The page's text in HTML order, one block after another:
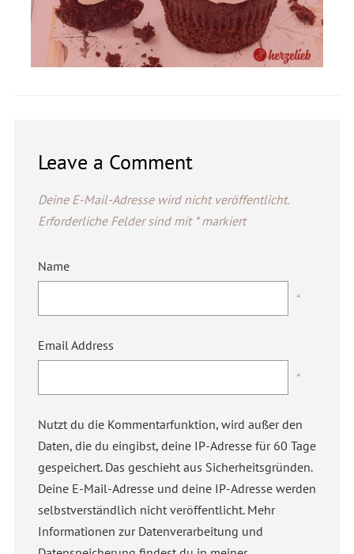
Leave a Comment
Deine E-Mail-Adresse wird nicht veröffentlicht.
Erforderliche Felder sind mit *markiert
Name
*
Email Address
*
Nutzt du die Kommentarfunktion, wird außer den
Daten, die du eingibst, deine IP-Adresse für 60 Tage
gespeichert. Das geschieht aus Sicherheitsgründen.
Deine E-Mail-Adresse und deine IP-Adresse werden
selbstverständlich nicht veröffentlicht. Mehr
Informationen zur Datenverarbeitung und